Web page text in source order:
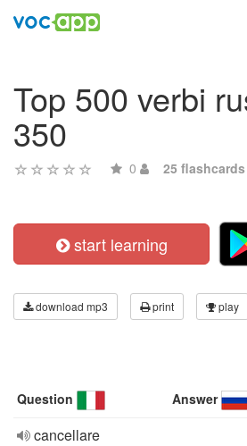
Top 500 verbi
350
0 25 flashcards
start learning
download mp3 print play
Question Answer
cancellare